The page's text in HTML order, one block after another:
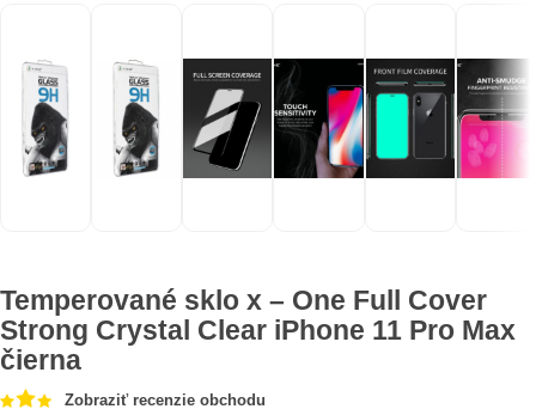
Temperované sklo x – One Full Cover
Strong Crystal Clear iPhone 11 Pro Max
čierna
Zobraziť recenzie obchodu